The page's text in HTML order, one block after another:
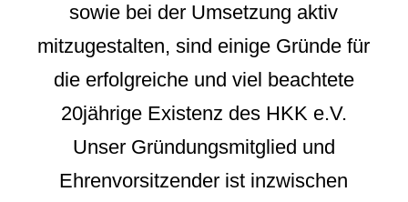
sowie bei der Umsetzung aktiv
mitzugestalten, sind einige Gründe für
die erfolgreiche und viel beachtete
20jährige Existenz des HKK e.V.
Unser Gründungsmitglied und
Ehrenvorsitzender ist inzwischen